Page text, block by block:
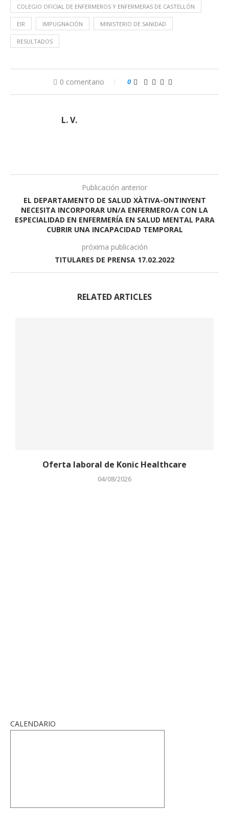
COLEGIO OFICIAL DE ENFERMEROS Y ENFERMERAS DE CASTELLÓN
EIR IMPUGNACIÓN MINISTERIO DE SANIDAD
RESULTADOS
0 comentario 0
L. V.
Publicación anterior
EL DEPARTAMENTO DE SALUD XÀTIVA-ONTINYENT
NECESITA INCORPORAR UN/A ENFERMERO/A CON LA
ESPECIALIDAD EN ENFERMERÍA EN SALUD MENTAL PARA
CUBRIR UNA INCAPACIDAD TEMPORAL
próxima publicación
TITULARES DE PRENSA 17.02.2022
RELATED ARTICLES
Oferta laboral de Konic Healthcare
04/08/2026
CALENDARIO